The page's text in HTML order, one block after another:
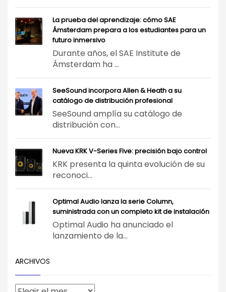
La prueba del aprendizaje: cómo SAE
Ámsterdam prepara a los estudiantes para un
futuro inmersivo
Durante años, el SAE Institute de
Ámsterdam ha ...
SeeSound incorpora Allen & Heath a su
catálogo de distribución profesional
SeeSound amplía su catálogo de
distribución con...
Nueva KRK V-Series Five: precisión bajo control
KRK presenta la quinta evolución de su
reconoci...
Optimal Audio lanza la serie Column,
suministrada con un completo kit de instalación
Optimal Audio ha anunciado el
lanzamiento de la...
ARCHIVOS